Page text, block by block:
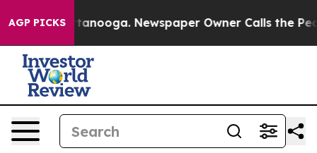
AGP PICKS
in Chattanooga. Newspaper Owner Calls the